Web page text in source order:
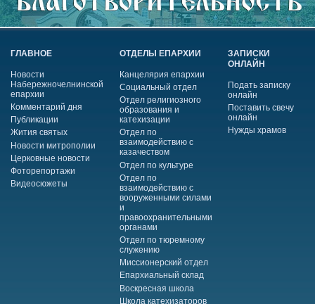
ГЛАВНОЕ
Новости
Набережночелнинской
епархии
Комментарий дня
Публикации
Жития святых
Новости митрополии
Церковные новости
Фоторепортажи
Видеосюжеты
ОТДЕЛЫ ЕПАРХИИ
Канцелярия епархии
Социальный отдел
Отдел религиозного
образования и
катехизации
Отдел по
взаимодействию с
казачеством
Отдел по культуре
Отдел по
взаимодействию с
вооруженными силами
и
правоохранительными
органами
Отдел по тюремному
служению
Миссионерский отдел
Епархиальный склад
Воскресная школа
Школа катехизаторов
ЗАПИСКИ
ОНЛАЙН
Подать записку
онлайн
Поставить свечу
онлайн
Нужды храмов